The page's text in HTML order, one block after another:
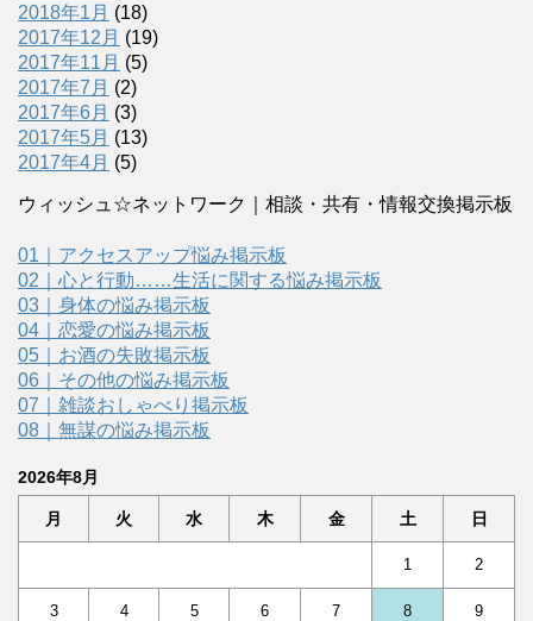
2018年1月 (18)
2017年12月 (19)
2017年11月 (5)
2017年7月 (2)
2017年6月 (3)
2017年5月 (13)
2017年4月 (5)
ウィッシュ☆ネットワーク｜相談・共有・情報交換掲示板
01｜アクセスアップ悩み掲示板
02｜心と行動……生活に関する悩み掲示板
03｜身体の悩み掲示板
04｜恋愛の悩み掲示板
05｜お酒の失敗掲示板
06｜その他の悩み掲示板
07｜雑談おしゃべり掲示板
08｜無謀の悩み掲示板
2026年8月
月 火 水 木 金 土 日
1 2
3 4 5 6 7 8 9